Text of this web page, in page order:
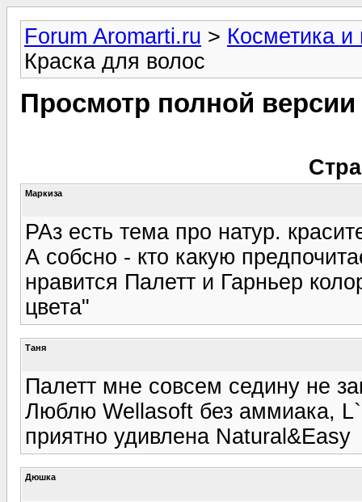
Forum Aromarti.ru > Косметика
Краска для волос
Просмотр полной
Маркиза
РАз есть тема про натур.
А собсно - кто какую
нравится Палетт и Гарньер
цвета"
Таня
Палетт мне совсем седину не
Люблю Wellasoft без аммиака,
приятно удивлена Natural&Easy
Дюшка